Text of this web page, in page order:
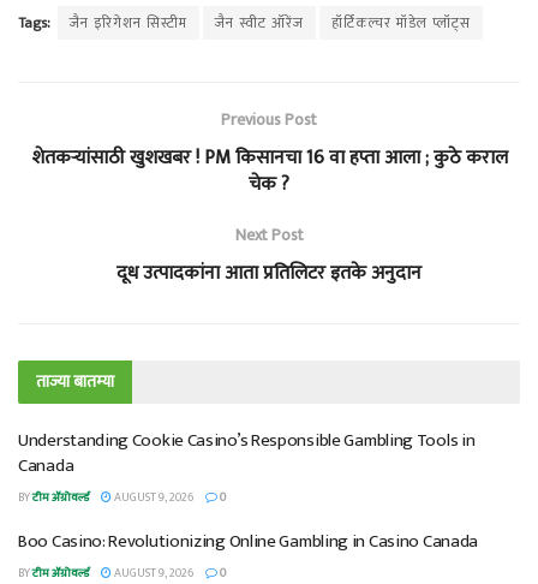
Tags: जैन इरिगेशन सिस्टीम जैन स्वीट ऑरेंज हॉर्टिकल्चर मॉडेल प्लॉट्स
Previous Post
शेतकऱ्यांसाठी खुशखबर ! PM किसानचा 16 वा हप्ता आला ; कुठे कराल
चेक ?
Next Post
दूध उत्पादकांना आता प्रतिलिटर इतके अनुदान
ताज्या बातम्या
Understanding Cookie Casino’s Responsible Gambling Tools in
Canada
BYटीम ॲग्रोवर्ल्ड AUGUST 9, 2026 0
Boo Casino: Revolutionizing Online Gambling in Casino Canada
BYटीम ॲग्रोवर्ल्ड AUGUST 9, 2026 0